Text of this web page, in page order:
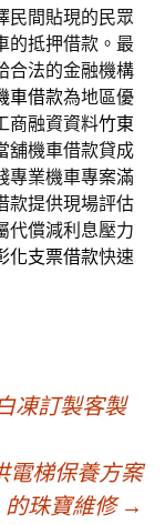
民間貼現的民眾
的抵押借款。最
合法的金融機構
車借款為地區優
商融資資料竹東
舖機車借款貸成
專業機車專案滿
款提供現場評估
代償減利息壓力
化支票借款快速
凍訂製客製
電梯保養方案
的珠寶維修 →